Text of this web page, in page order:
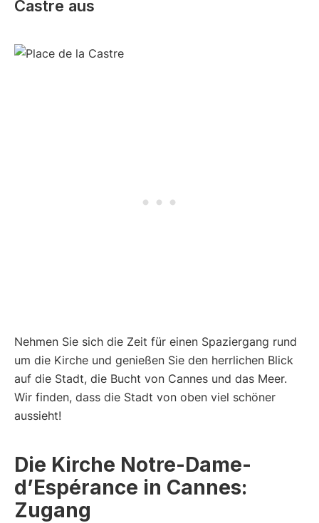
Castre aus
Nehmen Sie sich die Zeit für einen Spaziergang rund
um die Kirche und genießen Sie den herrlichen Blick
auf die Stadt, die Bucht von Cannes und das Meer.
Wir finden, dass die Stadt von oben viel schöner
aussieht!
Die Kirche Notre-Dame-
d’Espérance in Cannes:
Zugang